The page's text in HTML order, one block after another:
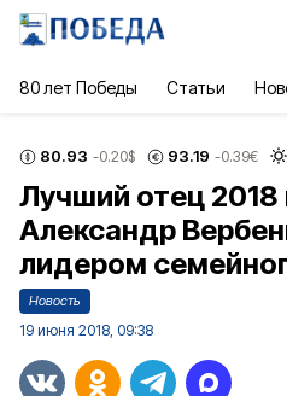
80 лет Победы Статьи
80.93 -0.20$ 93.19 -0.39€
Лучший отец 2018
Александр
лидером
Новость
19 июня 2018, 09:38